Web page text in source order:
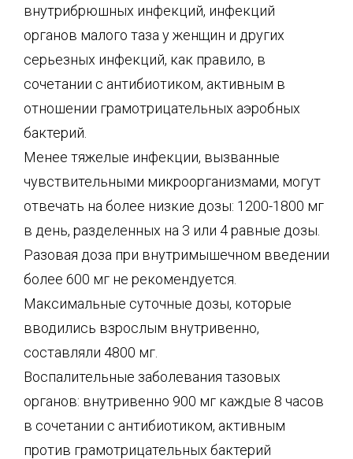
внутрибрюшных инфекций, инфекций
органов малого таза у женщин и других
серьезных инфекций, как правило, в
сочетании с антибиотиком, активным в
отношении грамотрицательных аэробных
бактерий.
Менее тяжелые инфекции, вызванные
чувствительными микроорганизмами, могут
отвечать на более низкие дозы: 1200-1800 мг
в день, разделенных на 3 или 4 равные дозы.
Разовая доза при внутримышечном введении
более 600 мг не рекомендуется.
Максимальные суточные дозы, которые
вводились взрослым внутривенно,
составляли 4800 мг.
Воспалительные заболевания тазовых
органов: внутривенно 900 мг каждые 8 часов
в сочетании с антибиотиком, активным
против грамотрицательных бактерий